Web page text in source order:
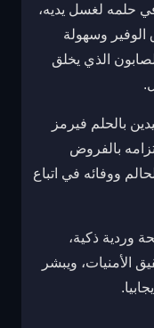
حلمه لغسل يديه،
وسهولة
الذي يخلق
بالحلم فيرمز
بالفروض
ووفائه في اتباع
وردية ذكية،
الأمنيات، ويبشر